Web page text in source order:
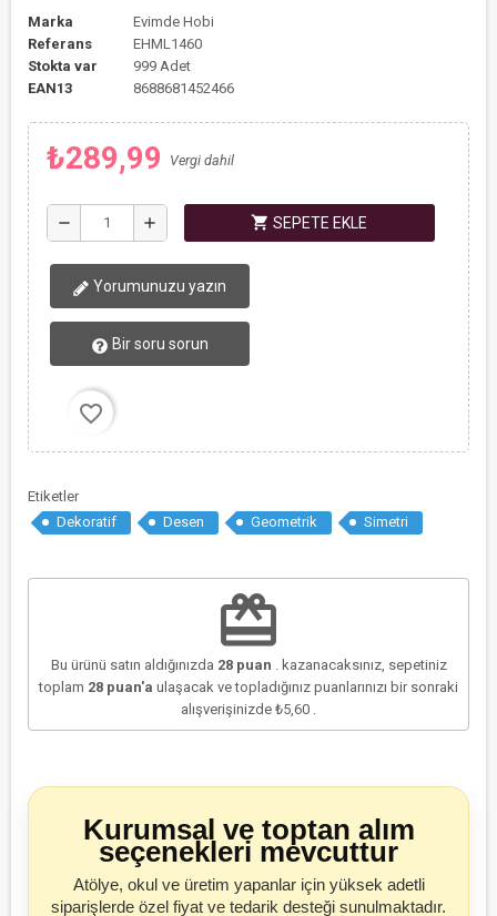
Marka
Evimde Hobi
Referans
EHML1460
Stokta var
999 Adet
EAN13
8688681452466
₺289,99 Vergi dahil
remove add shopping_cart SEPETE EKLE
Yorumunuzu yazın
Bir soru sorun
favorite_border
Etiketler
Dekoratif
Desen Geometrik Simetri
redeem
Bu ürünü satın aldığınızda 28puan . kazanacaksınız, sepetiniz
toplam 28 puan'a ulaşacak ve topladığınız puanlarınızı bir sonraki
alışverişinizde ₺5,60
Kurumsal ve toptan alım
seçenekleri mevcuttur
Atölye, okul ve üretim yapanlar için yüksek adetli
siparişlerde özel fiyat ve tedarik desteği sunulmaktadır.